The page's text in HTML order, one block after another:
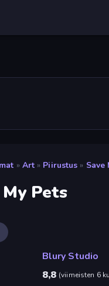
» Art » Piirustus » Save
Pets
Blury Studio
8,8 (viimeisten 6